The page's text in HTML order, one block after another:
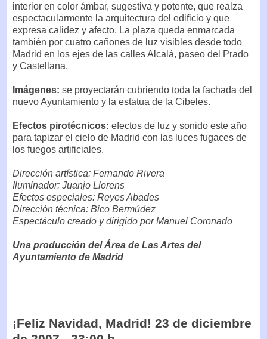
interior en color ámbar, sugestiva y potente, que realza
espectacularmente la arquitectura del edificio y que
expresa calidez y afecto. La plaza queda enmarcada
también por cuatro cañones de luz visibles desde todo
Madrid en los ejes de las calles Alcalá, paseo del Prado
y Castellana.
Imágenes: se proyectarán cubriendo toda la fachada del
nuevo Ayuntamiento y la estatua de la Cibeles.
Efectos pirotécnicos: efectos de luz y sonido este año
para tapizar el cielo de Madrid con las luces fugaces de
los fuegos artificiales.
Dirección artística: Fernando Rivera
Iluminador: Juanjo Llorens
Efectos especiales: Reyes Abades
Dirección técnica: Bico Bermúdez
Espectáculo creado y dirigido por Manuel Coronado
Una producción del Área de Las Artes del
Ayuntamiento de Madrid
¡Feliz Navidad, Madrid! 23 de diciembre